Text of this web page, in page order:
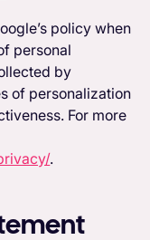
policy when
personal
by
of personalization
For more
.